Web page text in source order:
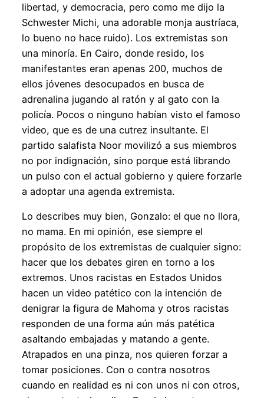
libertad, y democracia, pero como me dijo la
Schwester Michi, una adorable monja austríaca,
lo bueno no hace ruido). Los extremistas son
una minoría. En Cairo, donde resido, los
manifestantes eran apenas 200, muchos de
ellos jóvenes desocupados en busca de
adrenalina jugando al ratón y al gato con la
policía. Pocos o ninguno habían visto el famoso
video, que es de una cutrez insultante. El
partido salafista Noor movilizó a sus miembros
no por indignación, sino porque está librando
un pulso con el actual gobierno y quiere forzarle
a adoptar una agenda extremista.
Lo describes muy bien, Gonzalo: el que no llora,
no mama. En mi opinión, ese siempre el
propósito de los extremistas de cualquier signo:
hacer que los debates giren en torno a los
extremos. Unos racistas en Estados Unidos
hacen un video patético con la intención de
denigrar la figura de Mahoma y otros racistas
responden de una forma aún más patética
asaltando embajadas y matando a gente.
Atrapados en una pinza, nos quieren forzar a
tomar posiciones. Con o contra nosotros
cuando en realidad es ni con unos ni con otros,